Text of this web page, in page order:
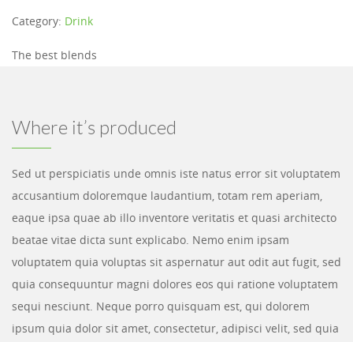
Category: Drink
The best blends
Where it’s produced
Sed ut perspiciatis unde omnis iste natus error sit voluptatem
accusantium doloremque laudantium, totam rem aperiam,
eaque ipsa quae ab illo inventore veritatis et quasi architecto
beatae vitae dicta sunt explicabo. Nemo enim ipsam
voluptatem quia voluptas sit aspernatur aut odit aut fugit, sed
quia consequuntur magni dolores eos qui ratione voluptatem
sequi nesciunt. Neque porro quisquam est, qui dolorem
ipsum quia dolor sit amet, consectetur, adipisci velit, sed quia